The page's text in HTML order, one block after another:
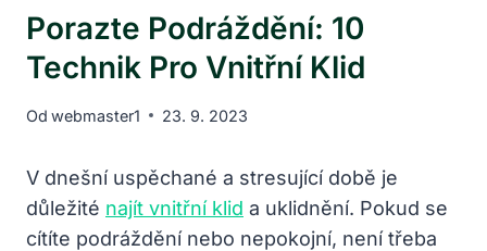
Porazte Podráždění: 10
Technik Pro Vnitřní Klid
Od webmaster1 23. 9. 2023
V dnešní uspěchané a stresující době je
důležité najít vnitřní klid a uklidnění. Pokud se
cítíte podráždění nebo nepokojní, není třeba